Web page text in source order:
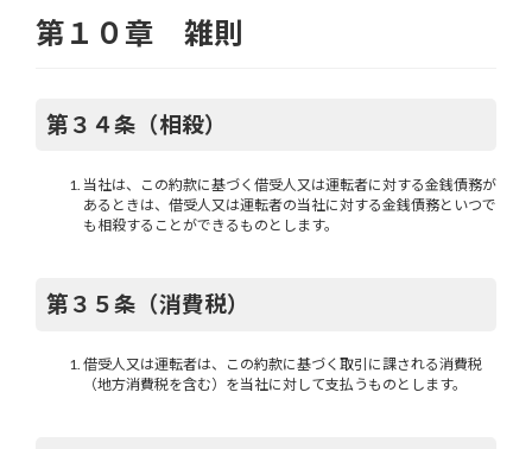
第１０章 雑則
第３４条（相殺）
当社は、この約款に基づく借受人又は運転者に対する金銭債務が
あるときは、借受人又は運転者の当社に対する金銭債務といつで
も相殺することができるものとします。
第３５条（消費税）
借受人又は運転者は、この約款に基づく取引に課される消費税
（地方消費税を含む）を当社に対して支払うものとします。